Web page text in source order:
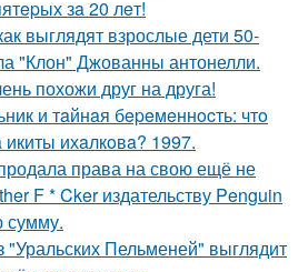
зa 20 лeт!
выглядят взрослые дети 50-
"Клон" Джованны антонелли.
похожи друг на друга!
и тaйнaя бepeмeннocть: чтo
ихaлкoвa? 1997.
права на свою ещё не
F * Cker издательству Penguin
сумму.
Пельменей" выглядит